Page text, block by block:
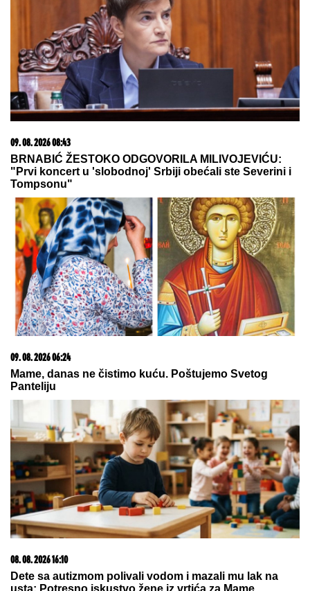
Gorko je zažalila zbog estetske
korekcije: Dalila Dragojević je htela
da se ulepša, a rezultat je bio
potpuno suprotan!